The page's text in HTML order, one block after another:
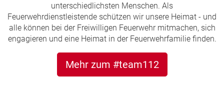
unterschiedlichsten Menschen. Als
Feuerwehrdienstleistende schützen wir unsere Heimat - und
alle können bei der Freiwilligen Feuerwehr mitmachen, sich
engagieren und eine Heimat in der Feuerwehrfamilie finden.
Mehr zum #team112